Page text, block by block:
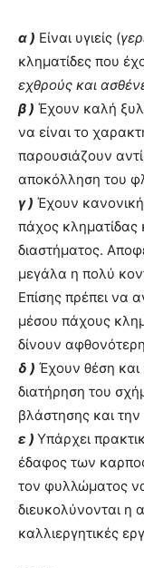
α ) Είναι υγιείς (
κληματίδες που
εχθρούς και
β ) Έχουν καλή
να είναι το
παρουσιάζουν
αποκόλληση του
γ ) Έχουν
πάχος κληματίδας
διαστήματος.
μεγάλα η πολύ
Επίσης πρέπει να
μέσου πάχους
δίνουν
δ ) Έχουν θέση
διατήρηση του
βλάστησης και
ε ) Υπάρχει
έδαφος των
τον φυλλώματος
διευκολύνονται η
καλλιεργητικές